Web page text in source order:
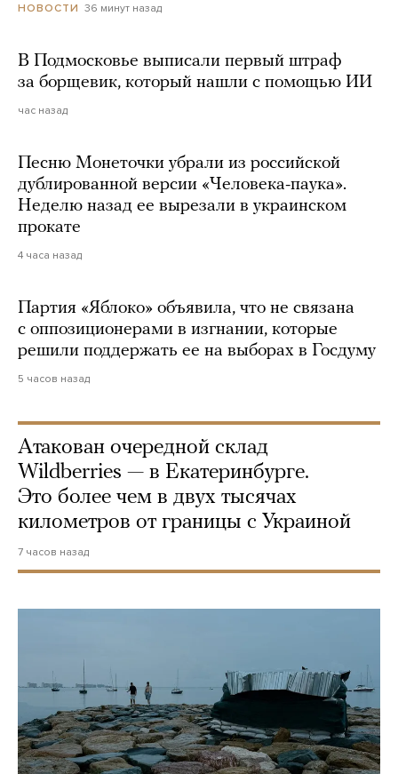
НОВОСТИ 36 минут назад
В Подмосковье выписали первый штраф
за борщевик, который нашли с помощью ИИ
час назад
Песню Монеточки убрали из российской
дублированной версии «Человека-паука».
Неделю назад ее вырезали в украинском
прокате
4 часа назад
Партия «Яблоко» объявила, что не связана
с оппозиционерами в изгнании, которые
решили поддержать ее на выборах в Госдуму
5 часов назад
Атакован очередной склад
Wildberries — в Екатеринбурге.
Это более чем в двух тысячах
километров от границы с Украиной
7 часов назад